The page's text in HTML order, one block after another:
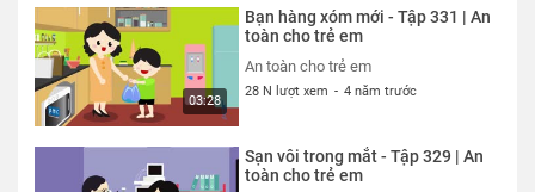
educational sources and materials of kid safety.
Thể loại :PHIM
03:28
Bạn hàng xóm mới - Tập 331 | An
toàn cho trẻ em
An toàn cho trẻ em
28 N lượt xem - 4 năm trước
Sạn vôi trong mắt - Tập 329 | An
toàn cho trẻ em